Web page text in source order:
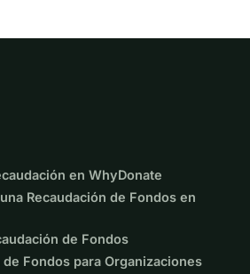
en WhyDonate
Recaudación de Fondos en
de Fondos
de Fondos para Organizaciones